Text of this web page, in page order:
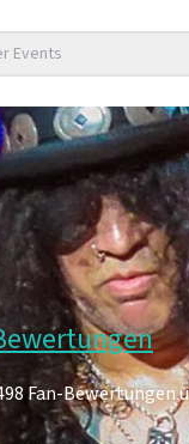
Events
Fan-